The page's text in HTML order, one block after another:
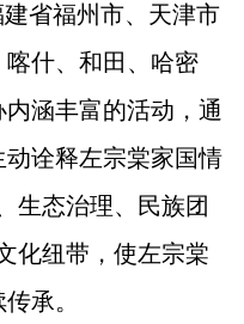
省福州市、天津市
什、和田、哈密
内涵丰富的活动，通
诠释左宗棠家国情
生态治理、民族团
化纽带，使左宗棠
承。